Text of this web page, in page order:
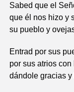
Sabed que el
que él nos hizo y
su pueblo y
Entrad por sus
por sus atrios con
dándole gracias